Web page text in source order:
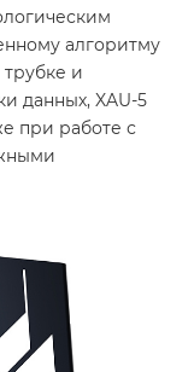
алгоритму
и
данных, XAU-5
при работе с